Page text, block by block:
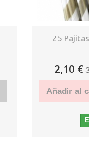
25
2,10 €
Añadir al